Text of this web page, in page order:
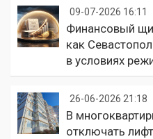
09-07-2026 16:11
Финансовый
как
в условиях
26-06-2026 21:18
В
отключать